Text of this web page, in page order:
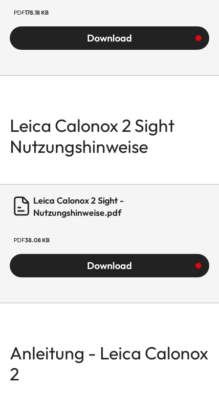
PDF178.18 KB
Download
Leica Calonox 2 Sight
Nutzungshinweise
Leica Calonox 2 Sight -
Nutzungshinweise.pdf
PDF38.08 KB
Download
Anleitung - Leica Calonox
2